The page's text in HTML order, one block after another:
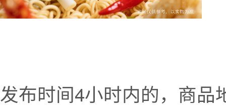
发布时间4小时内的，商品